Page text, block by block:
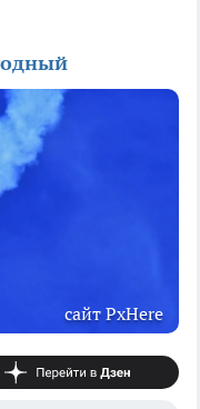
сайт PxHere